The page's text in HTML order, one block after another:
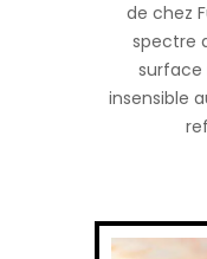
de chez
spectre
insensible